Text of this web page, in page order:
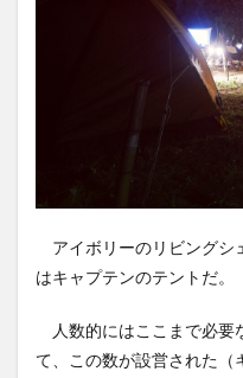
アイボリーのリビングシ
はキャプテンのテントだ。
人数的にはここまで必要
て、この数が設営された（